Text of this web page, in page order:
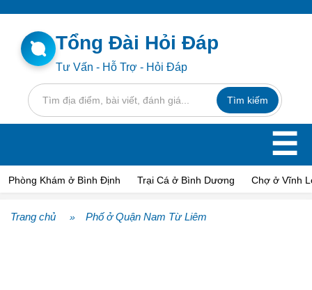
Tổng Đài Hỏi Đáp
Tư Vấn - Hỗ Trợ - Hỏi Đáp
☰
Phòng Khám ở Bình Định Trại Cá ở Bình Dương Chợ ở Vĩnh
Trang chủ » Phố ở Quận Nam Từ Liêm